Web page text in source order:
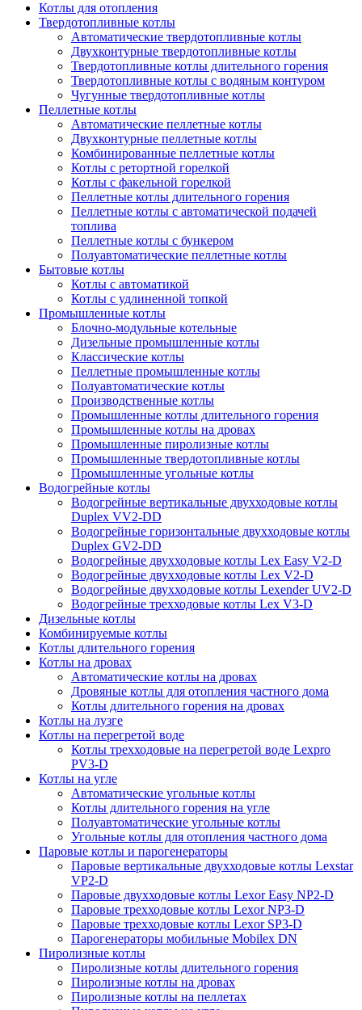
Котлы для отопления
Твердотопливные котлы
Автоматические твердотопливные котлы
Двухконтурные твердотопливные котлы
Твердотопливные котлы длительного горения
Твердотопливные котлы с водяным контуром
Чугунные твердотопливные котлы
Пеллетные котлы
Автоматические пеллетные котлы
Двухконтурные пеллетные котлы
Комбинированные пеллетные котлы
Котлы с ретортной горелкой
Котлы с факельной горелкой
Пеллетные котлы длительного горения
Пеллетные котлы с автоматической подачей
топлива
Пеллетные котлы с бункером
Полуавтоматические пеллетные котлы
Бытовые котлы
Котлы с автоматикой
Котлы с удлиненной топкой
Промышленные котлы
Блочно-модульные котельные
Дизельные промышленные котлы
Классические котлы
Пеллетные промышленные котлы
Полуавтоматические котлы
Производственные котлы
Промышленные котлы длительного горения
Промышленные котлы на дровах
Промышленные пиролизные котлы
Промышленные твердотопливные котлы
Промышленные угольные котлы
Водогрейные котлы
Водогрейные вертикальные двухходовые котлы
Duplex VV2-DD
Водогрейные горизонтальные двухходовые котлы
Duplex GV2-DD
Водогрейные двухходовые котлы Lex Easy V2-D
Водогрейные двухходовые котлы Lex V2-D
Водогрейные двухходовые котлы Lexender UV2-D
Водогрейные трехходовые котлы Lex V3-D
Дизельные котлы
Комбинируемые котлы
Котлы длительного горения
Котлы на дровах
Автоматические котлы на дровах
Дровяные котлы для отопления частного дома
Котлы длительного горения на дровах
Котлы на лузге
Котлы на перегретой воде
Котлы трехходовые на перегретой воде Lexpro
PV3-D
Котлы на угле
Автоматические угольные котлы
Котлы длительного горения на угле
Полуавтоматические угольные котлы
Угольные котлы для отопления частного дома
Паровые котлы и парогенераторы
Паровые вертикальные двухходовые котлы Lexstar
VP2-D
Паровые двухходовые котлы Lexor Easy NP2-D
Паровые трехходовые котлы Lexor NP3-D
Паровые трехходовые котлы Lexor SP3-D
Парогенераторы мобильные Mobilex DN
Пиролизные котлы
Пиролизные котлы длительного горения
Пиролизные котлы на дровах
Пиролизные котлы на пеллетах